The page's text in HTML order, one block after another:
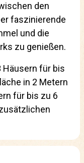
den
faszinierende
und die
zu genießen.
Häusern für bis
in 2 Metern
für bis zu 6